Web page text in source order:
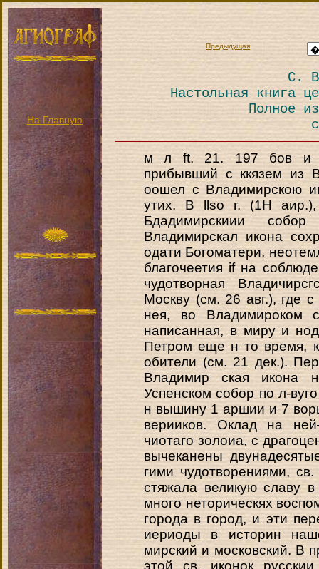
На Главную
Предыдущая
С.
Настольная книга
Полное
м л ft. 21. 197 бов и
прибывший с ккязем из
оошел с Владимирскою
утих. В llso г. (1Н аир.),
Бдадимирскиии
Владимирскал икона
одати Богоматери,
благочеетия if на
чудотворная
Москву (см. 26 авг.), где
нея, во Владимироком
написанная, в миру и
Петром еще н то время,
обители (см. 21 дек.).
Владимир ская икона
Успенском собор по л-
н вышину 1 аршии и 7
верииков. Оклад на
чиотаго золоиа, с
вычеканены
гими чудотворениями,
стяжала великую славу
много неторическях
города в город, и эти
иериоды в историн
мирский и московский. В
этой св. иконок